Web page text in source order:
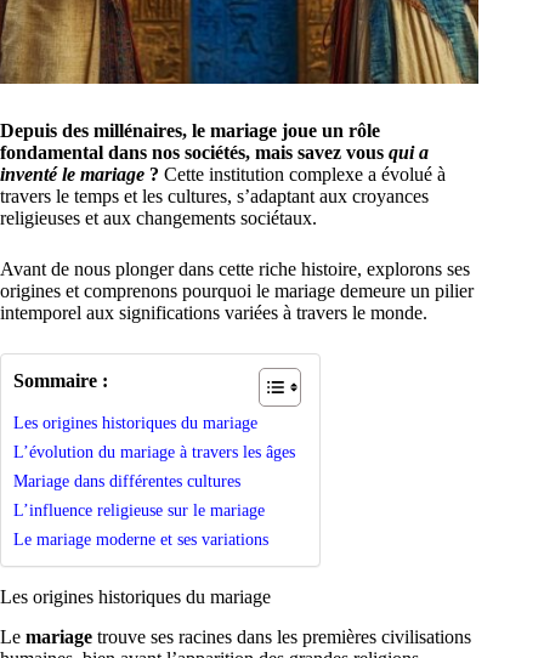
Depuis des millénaires, le mariage joue un rôle
fondamental dans nos sociétés, mais savez vous qui a
inventé le mariage ? Cette institution complexe a évolué à
travers le temps et les cultures, s’adaptant aux croyances
religieuses et aux changements sociétaux.
Avant de nous plonger dans cette riche histoire, explorons ses
origines et comprenons pourquoi le mariage demeure un pilier
intemporel aux significations variées à travers le monde.
Sommaire :
Les origines historiques du mariage
L’évolution du mariage à travers les âges
Mariage dans différentes cultures
L’influence religieuse sur le mariage
Le mariage moderne et ses variations
Les origines historiques du mariage
Le mariage trouve ses racines dans les premières civilisations